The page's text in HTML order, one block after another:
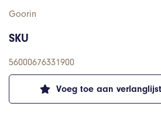
Voeg toe aan verlanglijst
Goorin
SKU
56000676331900